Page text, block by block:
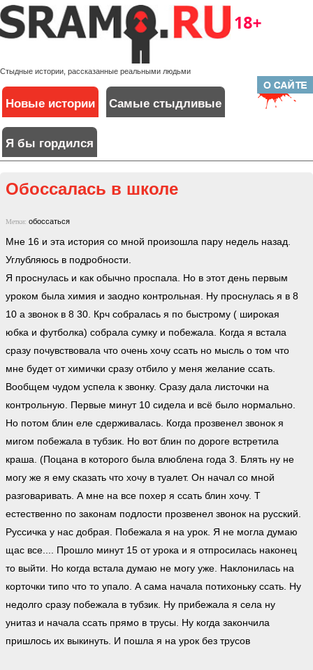
Стыдные истории, рассказанные реальными людьми
Новые истории Самые стыдливые
Я бы гордился
Обоссалась в школе
Метки: обоссаться
Мне 16 и эта история со мной произошла пару недель назад.
Углубляюсь в подробности.
Я проснулась и как обычно проспала. Но в этот день первым
уроком была химия и заодно контрольная. Ну проснулась я в 8
10 а звонок в 8 30. Крч собралась я по быстрому ( широкая
юбка и футболка) собрала сумку и побежала. Когда я встала
сразу почувствовала что очень хочу ссать но мысль о том что
мне будет от химички сразу отбило у меня желание ссать.
Вообщем чудом успела к звонку. Сразу дала листочки на
контрольную. Первые минут 10 сидела и всё было нормально.
Но потом блин еле сдерживалась. Когда прозвенел звонок я
мигом побежала в тубзик. Но вот блин по дороге встретила
краша. (Поцана в которого была влюблена года 3. Блять ну не
могу же я ему сказать что хочу в туалет. Он начал со мной
разговаривать. А мне на все похер я ссать блин хочу. Т
естественно по законам подлости прозвенел звонок на русский.
Руссичка у нас добрая. Побежала я на урок. Я не могла думаю
щас все.... Прошло минут 15 от урока и я отпросилась наконец
то выйти. Но когда встала думаю не могу уже. Наклонилась на
корточки типо что то упало. А сама начала потихоньку ссать. Ну
недолго сразу побежала в тубзик. Ну прибежала я села ну
унитаз и начала ссать прямо в трусы. Ну когда закончила
пришлось их выкинуть. И пошла я на урок без трусов